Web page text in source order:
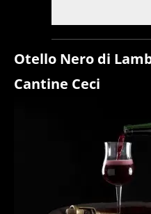
Otello Nero di
Cantine Ceci